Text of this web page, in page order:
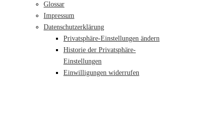
Glossar
Impressum
Datenschutzerklärung
Privatsphäre-Einstellungen ändern
Historie der Privatsphäre-
Einstellungen
Einwilligungen widerrufen